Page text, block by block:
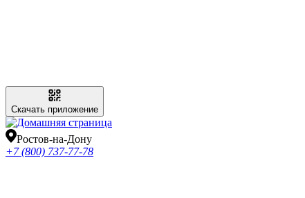
Скачать приложение
Ростов-на-Дону
+7 (800) 737-77-78